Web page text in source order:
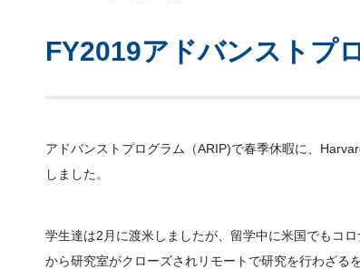
FY2019アドバンストプ
アドバンストプログラム（ARIP)で春季休暇に、
しました。
学生達は2 月に渡米しましたが、留学中に米国でもコ
から研究室がクローズされリモートで研究を行わざる